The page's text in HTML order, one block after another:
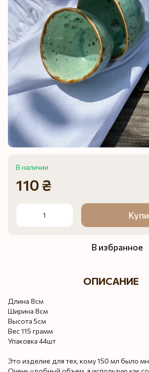
В наличии
110 ₴
В избранное
ОПИСАНИЕ
Длина 8см
Ширина 8см
Высота 5см
Вес 115 грамм
Упаковка 44шт
Это изделие для тех, кому 150 мл было